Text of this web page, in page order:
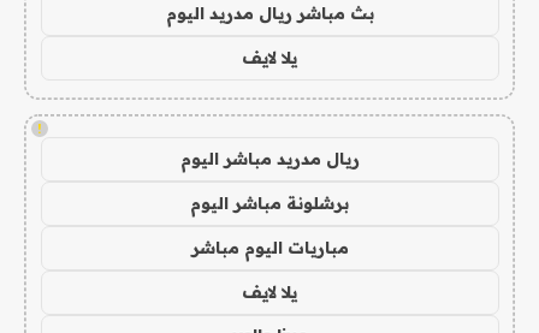
بث مباشر ريال مدريد اليوم
يلا لايف
!
ريال مدريد مباشر اليوم
برشلونة مباشر اليوم
مباريات اليوم مباشر
يلا لايف